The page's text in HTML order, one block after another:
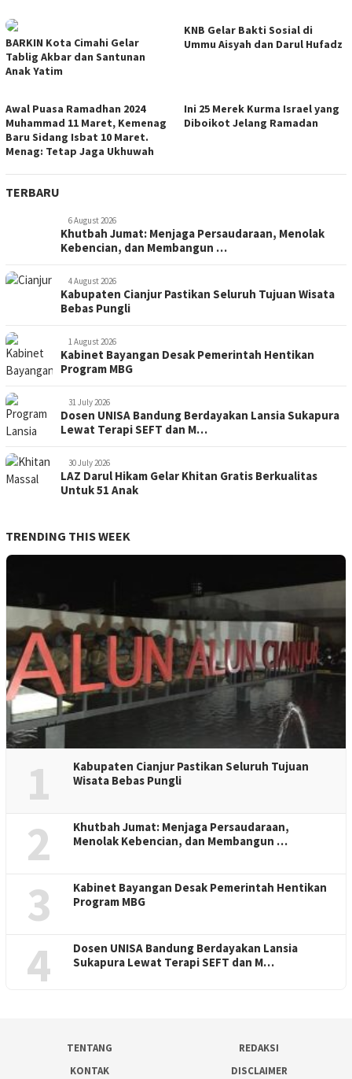
BARKIN Kota Cimahi Gelar
Tablig Akbar dan Santunan
Anak Yatim
KNB Gelar Bakti Sosial di
Ummu Aisyah dan Darul Hufadz
Awal Puasa Ramadhan 2024
Muhammad 11 Maret, Kemenag
Baru Sidang Isbat 10 Maret.
Menag: Tetap Jaga Ukhuwah
Ini 25 Merek Kurma Israel yang
Diboikot Jelang Ramadan
TERBARU
6 August 2026
Khutbah Jumat: Menjaga Persaudaraan, Menolak
Kebencian, dan Membangun …
4 August 2026
Kabupaten Cianjur Pastikan Seluruh Tujuan Wisata
Bebas Pungli
1 August 2026
Kabinet Bayangan Desak Pemerintah Hentikan
Program MBG
31 July 2026
Dosen UNISA Bandung Berdayakan Lansia Sukapura
Lewat Terapi SEFT dan M…
30 July 2026
LAZ Darul Hikam Gelar Khitan Gratis Berkualitas
Untuk 51 Anak
TRENDING THIS WEEK
1
Kabupaten Cianjur Pastikan Seluruh Tujuan
Wisata Bebas Pungli
2
Khutbah Jumat: Menjaga Persaudaraan,
Menolak Kebencian, dan Membangun …
3
Kabinet Bayangan Desak Pemerintah Hentikan
Program MBG
4
Dosen UNISA Bandung Berdayakan Lansia
Sukapura Lewat Terapi SEFT dan M…
TENTANG
REDAKSI
KONTAK
DISCLAIMER